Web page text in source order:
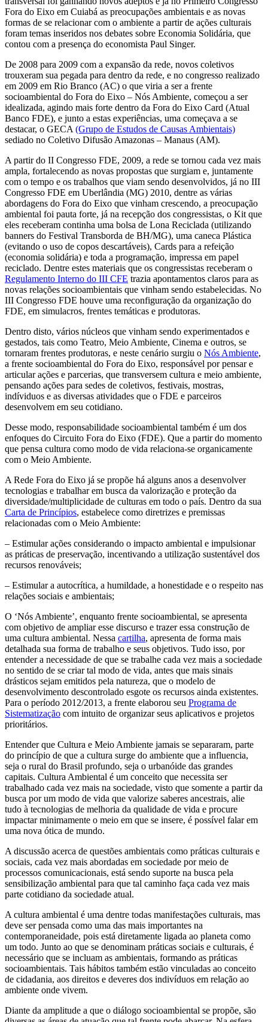
Fora do Eixo em Cuiabá as preocupações ambientais e as novas
formas de se relacionar com o ambiente a partir de ações culturais
foram temas inseridos nos debates sobre Economia Solidária, que
contou com a presença do economista Paul Singer.
De 2008 para 2009 com a expansão da rede, novos coletivos
trouxeram sua pegada para dentro da rede, e no congresso realizado
em 2009 em Rio Branco (AC) o que viria a ser a frente
socioambiental do Fora do Eixo – Nós Ambiente, começou a ser
idealizada, agindo mais forte dentro da Fora do Eixo Card (Atual
Banco FDE), e junto a estas experiências, uma começava a se
destacar, o GECA (Grupo de Estudos de Causas Ambientais)
sediado no Coletivo Difusão Amazonas – Manaus (AM).
A partir do II Congresso FDE, 2009, a rede se tornou cada vez mais
ampla, fortalecendo as novas propostas que surgiam e, juntamente
com o tempo e os trabalhos que viam sendo desenvolvidos, já no III
Congresso FDE em Uberlândia (MG) 2010, dentre as várias
abordagens do Fora do Eixo que vinham crescendo, a preocupação
ambiental foi pauta forte, já na recepção dos congressistas, o Kit que
eles receberam continha uma bolsa de Lona Reciclada (utilizando
banners do Festival Transborda de BH/MG), uma caneca Plástica
(evitando o uso de copos descartáveis), Cards para a refeição
(economia solidária) e toda a programação, impressa em papel
reciclado. Dentre estes materiais que os congressistas receberam o
Regulamento Interno do III CFE trazia apontamentos claros para as
novas relações socioambientais que vinham sendo estabelecidas. No
III Congresso FDE houve uma reconfiguração da organização do
FDE, em simulacros, frentes temáticas e produtoras.
Dentro disto, vários núcleos que vinham sendo experimentados e
gestados, tais como Teatro, Meio Ambiente, Cinema e outros, se
tornaram frentes produtoras, e neste cenário surgiu o Nós Ambiente,
a frente socioambiental do Fora do Eixo, responsável por pensar e
articular ações e parcerias, que transversem cultura e meio ambiente,
pensando ações para sedes de coletivos, festivais, mostras,
indíviduos e as diversas atividades que o FDE e parceiros
desenvolvem em seu cotidiano.
Desse modo, responsabilidade socioambiental também é um dos
enfoques do Circuito Fora do Eixo (FDE). Que a partir do momento
que pensa cultura como modo de vida relaciona-se organicamente
com o Meio Ambiente.
A Rede Fora do Eixo já se propõe há alguns anos a desenvolver
tecnologias e trabalhar em busca da valorização e proteção da
diversidade/multiplicidade de culturas em todo o país. Dentro da sua
Carta de Princípios, estabelece como diretrizes e premissas
relacionadas com o Meio Ambiente:
– Estimular ações considerando o impacto ambiental e impulsionar
as práticas de preservação, incentivando a utilização sustentável dos
recursos renováveis;
– Estimular a autocrítica, a humildade, a honestidade e o respeito nas
relações sociais e ambientais;
O ‘Nós Ambiente’, enquanto frente socioambiental, se apresenta
com objetivo de ampliar esse discurso e trazer essa construção de
uma cultura ambiental. Nessa cartilha, apresenta de forma mais
detalhada sua forma de trabalho e seus objetivos. Tudo isso, por
entender a necessidade de que se trabalhe cada vez mais a sociedade
no sentido de se criar tal modo de vida, antes que mais sinais
drásticos sejam emitidos pela natureza, que o modelo de
desenvolvimento descontrolado esgote os recursos ainda existentes.
Para o período 2012/2013, a frente elaborou seu Programa de
Sistematização com intuito de organizar seus aplicativos e projetos
prioritários.
Entender que Cultura e Meio Ambiente jamais se separaram, parte
do princípio de que a cultura surge do ambiente que a influencia,
seja o rural do Brasil profundo, seja o urbanóide das grandes
capitais. Cultura Ambiental é um conceito que necessita ser
trabalhado cada vez mais na sociedade, visto que somente a partir da
busca por um modo de vida que valorize saberes ancestrais, alie
tudo à tecnologias de melhoria da qualidade de vida e procure
impactar minimamente o meio em que se insere, é possível falar em
uma nova ótica de mundo.
A discussão acerca de questões ambientais como práticas culturais e
sociais, cada vez mais abordadas em sociedade por meio de
processos comunicacionais, está sendo suporte na busca pela
sensibilização ambiental para que tal caminho faça cada vez mais
parte cotidiano da sociedade atual.
A cultura ambiental é uma dentre todas manifestações culturais, mas
deve ser pensada como uma das mais importantes na
contemporaneidade, pois está diretamente ligada ao planeta como
um todo. Junto ao que se denominam práticas sociais e culturais, é
necessário que se incluam as ambientais, formando as práticas
socioambientais. Tais hábitos também estão vinculadas ao conceito
de cidadania, aos direitos e deveres dos indivíduos em relação ao
ambiente onde vivem.
Diante da amplitude a que o diálogo socioambiental se propõe, são